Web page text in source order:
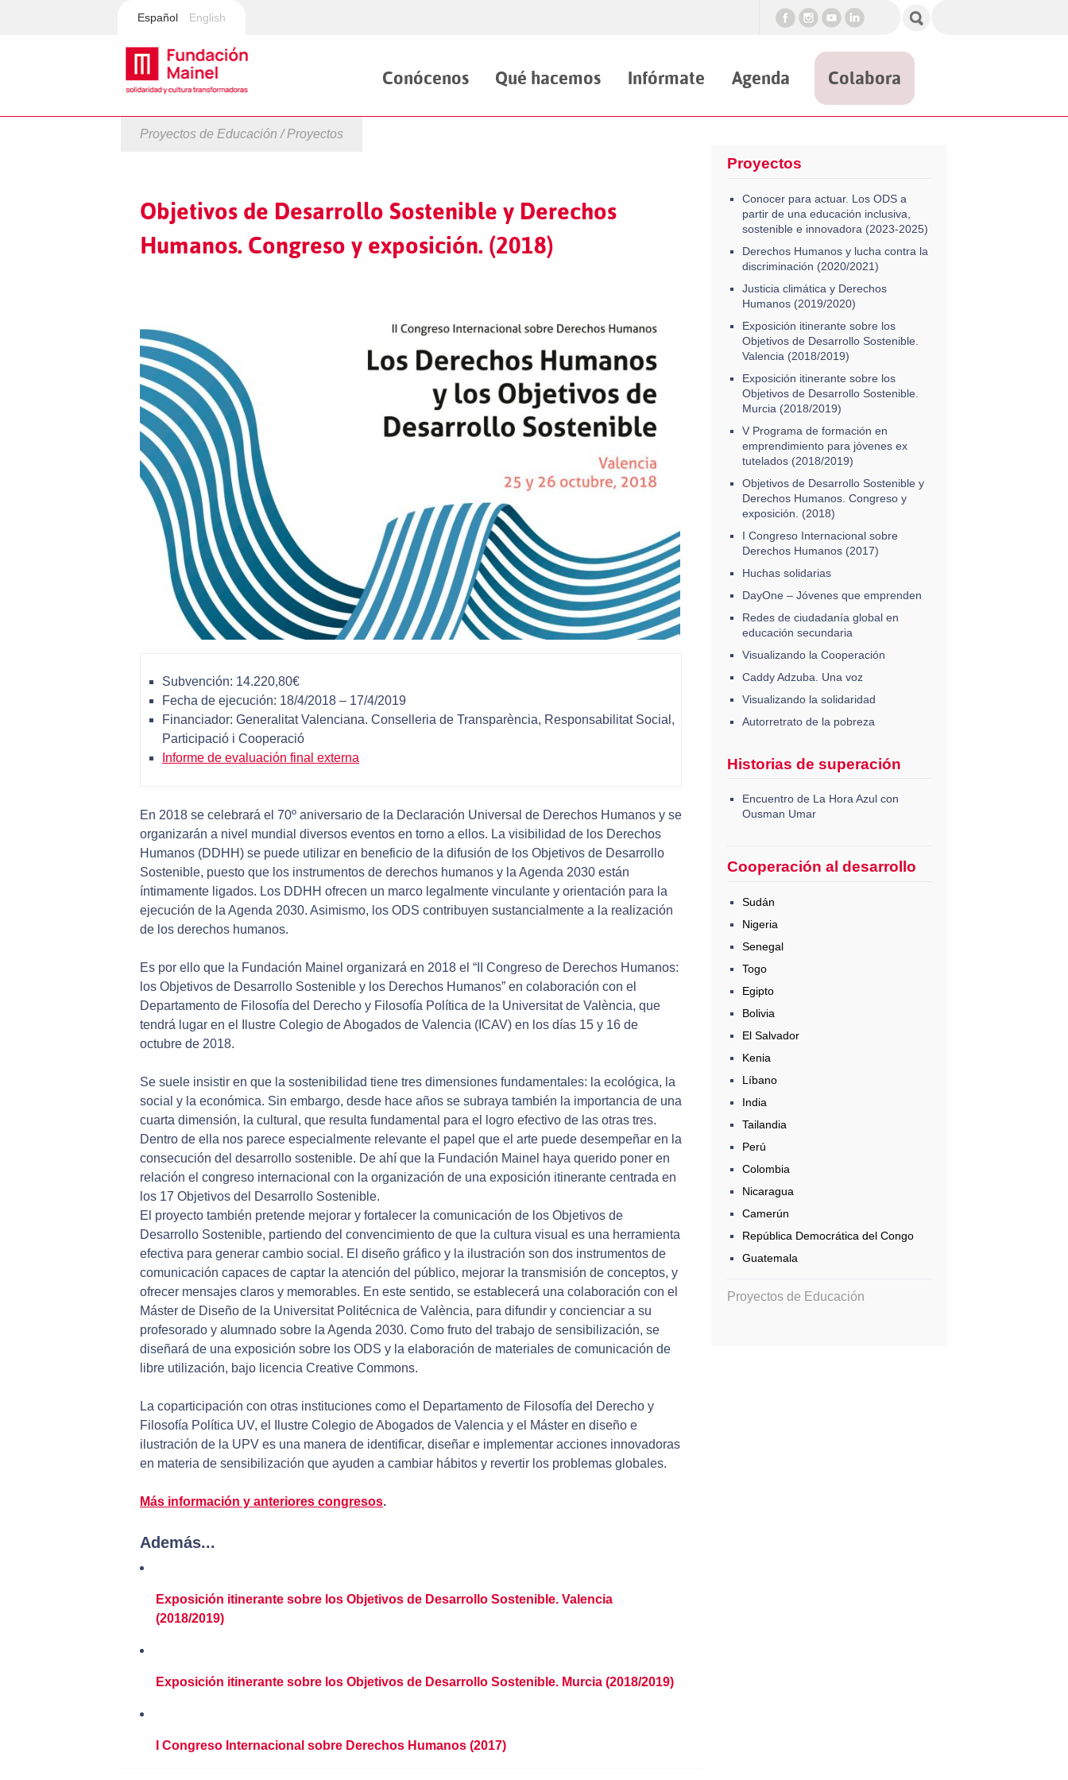
Español English
Conócenos Qué hacemos Infórmate Agenda Colabora
Proyectos de Educación / Proyectos
Objetivos de Desarrollo Sostenible y Derechos
Humanos. Congreso y exposición. (2018)
Subvención: 14.220,80€
Fecha de ejecución: 18/4/2018 – 17/4/2019
Financiador: Generalitat Valenciana. Conselleria de Transparència, Responsabilitat Social,
Participació i Cooperació
Informe de evaluación final externa
En 2018 se celebrará el 70º aniversario de la Declaración Universal de Derechos Humanos y se
organizarán a nivel mundial diversos eventos en torno a ellos. La visibilidad de los Derechos
Humanos (DDHH) se puede utilizar en beneficio de la difusión de los Objetivos de Desarrollo
Sostenible, puesto que los instrumentos de derechos humanos y la Agenda 2030 están
íntimamente ligados. Los DDHH ofrecen un marco legalmente vinculante y orientación para la
ejecución de la Agenda 2030. Asimismo, los ODS contribuyen sustancialmente a la realización
de los derechos humanos.
Es por ello que la Fundación Mainel organizará en 2018 el “II Congreso de Derechos Humanos:
los Objetivos de Desarrollo Sostenible y los Derechos Humanos” en colaboración con el
Departamento de Filosofía del Derecho y Filosofía Política de la Universitat de València, que
tendrá lugar en el Ilustre Colegio de Abogados de Valencia (ICAV) en los días 15 y 16 de
octubre de 2018.
Se suele insistir en que la sostenibilidad tiene tres dimensiones fundamentales: la ecológica, la
social y la económica. Sin embargo, desde hace años se subraya también la importancia de una
cuarta dimensión, la cultural, que resulta fundamental para el logro efectivo de las otras tres.
Dentro de ella nos parece especialmente relevante el papel que el arte puede desempeñar en la
consecución del desarrollo sostenible. De ahí que la Fundación Mainel haya querido poner en
relación el congreso internacional con la organización de una exposición itinerante centrada en
los 17 Objetivos del Desarrollo Sostenible.
El proyecto también pretende mejorar y fortalecer la comunicación de los Objetivos de
Desarrollo Sostenible, partiendo del convencimiento de que la cultura visual es una herramienta
efectiva para generar cambio social. El diseño gráfico y la ilustración son dos instrumentos de
comunicación capaces de captar la atención del público, mejorar la transmisión de conceptos, y
ofrecer mensajes claros y memorables. En este sentido, se establecerá una colaboración con el
Máster de Diseño de la Universitat Politécnica de València, para difundir y concienciar a su
profesorado y alumnado sobre la Agenda 2030. Como fruto del trabajo de sensibilización, se
diseñará de una exposición sobre los ODS y la elaboración de materiales de comunicación de
libre utilización, bajo licencia Creative Commons.
La coparticipación con otras instituciones como el Departamento de Filosofía del Derecho y
Filosofía Política UV, el Ilustre Colegio de Abogados de Valencia y el Máster en diseño e
ilustración de la UPV es una manera de identificar, diseñar e implementar acciones innovadoras
en materia de sensibilización que ayuden a cambiar hábitos y revertir los problemas globales.
Más información y anteriores congresos.
Además...
Exposición itinerante sobre los Objetivos de Desarrollo Sostenible. Valencia
(2018/2019)
Exposición itinerante sobre los Objetivos de Desarrollo Sostenible. Murcia (2018/2019)
I Congreso Internacional sobre Derechos Humanos (2017)
Proyectos
Conocer para actuar. Los ODS a
partir de una educación inclusiva,
sostenible e innovadora (2023-2025)
Derechos Humanos y lucha contra la
discriminación (2020/2021)
Justicia climática y Derechos
Humanos (2019/2020)
Exposición itinerante sobre los
Objetivos de Desarrollo Sostenible.
Valencia (2018/2019)
Exposición itinerante sobre los
Objetivos de Desarrollo Sostenible.
Murcia (2018/2019)
V Programa de formación en
emprendimiento para jóvenes ex
tutelados (2018/2019)
Objetivos de Desarrollo Sostenible y
Derechos Humanos. Congreso y
exposición. (2018)
I Congreso Internacional sobre
Derechos Humanos (2017)
Huchas solidarias
DayOne – Jóvenes que emprenden
Redes de ciudadanía global en
educación secundaria
Visualizando la Cooperación
Caddy Adzuba. Una voz
Visualizando la solidaridad
Autorretrato de la pobreza
Historias de superación
Encuentro de La Hora Azul con
Ousman Umar
Cooperación al desarrollo
Sudán
Nigeria
Senegal
Togo
Egipto
Bolivia
El Salvador
Kenia
Líbano
India
Tailandia
Perú
Colombia
Nicaragua
Camerún
República Democrática del Congo
Guatemala
Proyectos de Educación